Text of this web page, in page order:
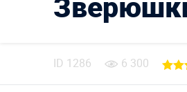
ID 1286 6 300